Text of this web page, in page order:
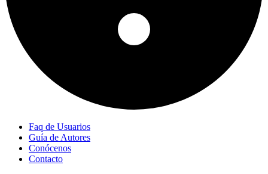
Faq de Usuarios
Guía de Autores
Conócenos
Contacto